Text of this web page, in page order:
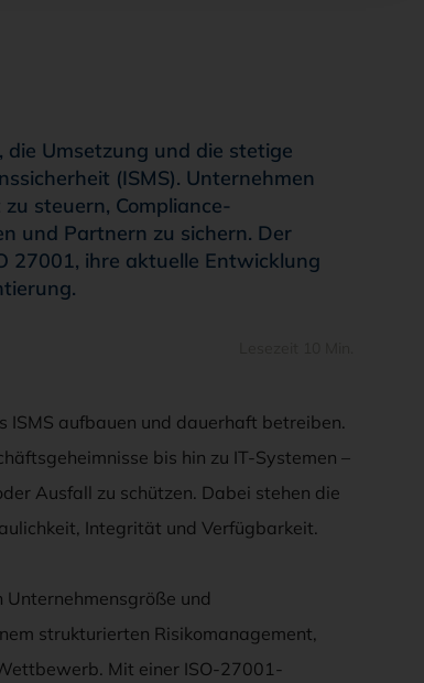
Umsetzung und die stetige
(ISMS). Unternehmen
steuern, Compliance-
und Partnern zu sichern. Der
27001, ihre aktuelle Entwicklung
ISMS aufbauen und dauerhaft betreiben.
bis hin zu IT-Systemen –
Ausfall zu schützen. Dabei stehen die
Integrität und Verfügbarkeit.
und
strukturierten Risikomanagement,
Mit einer ISO-27001-